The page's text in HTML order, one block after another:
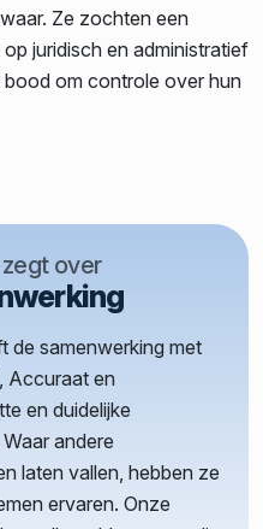
Ze zochten een
juridisch en administratief
bood om controle over hun
over
de samenwerking met
Accuraat en
en duidelijke
andere
laten vallen, hebben ze
ervaren. Onze